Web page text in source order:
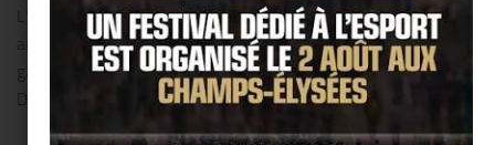
L’hôtel « The Peninsula Paris » invite cette année les
amoureux à célébrer la Saint-Valentin autour d’un dîner
gastronomique, chez soi. À cette occasion, le Chef exécutif
David Bizet a imaginé une carte savoureuse, mettant à...